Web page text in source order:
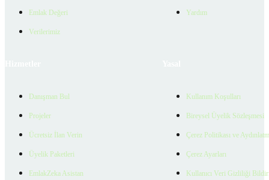
Emlak Değeri
Verilerimiz
Yardım
Danışman Bul
Projeler
Ücretsiz İlan Verin
Üyelik Paketleri
EmlakZeka Asistan
Kullanım Koşulları
Bireysel Üyelik Sözleşmesi
Çerez Politikası ve
Çerez Ayarları
Kullanıcı Veri Gizliliği